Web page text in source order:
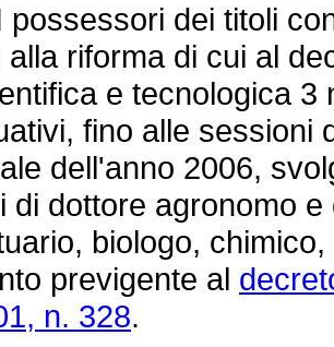
dei titoli
alla riforma di cui al
e tecnologica
fino alle sessioni
dell'anno 2006,
di dottore agronomo
biologo,
previgente al
n. 328.